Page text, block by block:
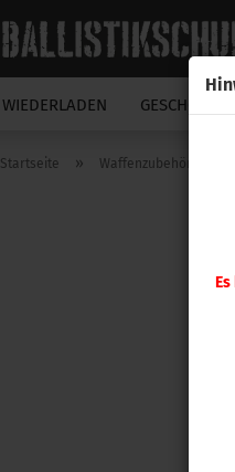
WIEDERLADEN GESCHOSSE
Startseite » Waffenzubehör